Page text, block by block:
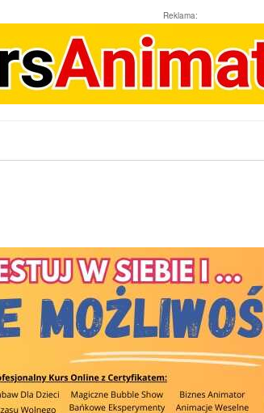
Reklama: